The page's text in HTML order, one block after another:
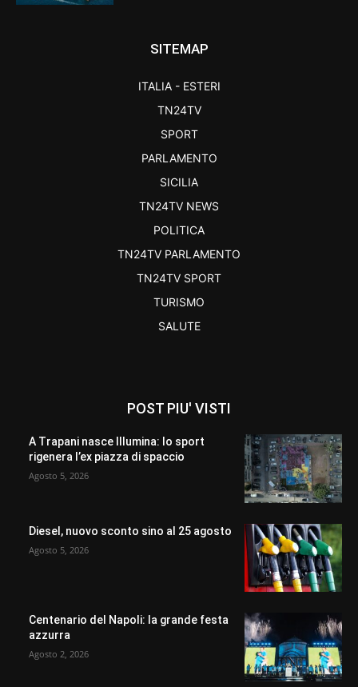
SITEMAP
ITALIA - ESTERI
TN24TV
SPORT
PARLAMENTO
SICILIA
TN24TV NEWS
POLITICA
TN24TV PARLAMENTO
TN24TV SPORT
TURISMO
SALUTE
POST PIU' VISTI
A Trapani nasce Illumina: lo sport
rigenera l’ex piazza di spaccio
Agosto 5, 2026
Diesel, nuovo sconto sino al 25 agosto
Agosto 5, 2026
Centenario del Napoli: la grande festa
azzurra
Agosto 2, 2026